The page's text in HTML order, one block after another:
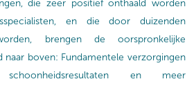
die zeer positief onthaald worden
en die door duizenden
brengen de oorspronkelijke
naar boven: Fundamentele verzorgingen
en meer